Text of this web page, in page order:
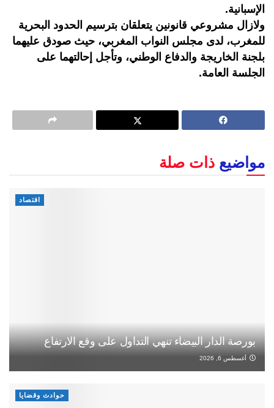
الإسبانية.
ولازال مشروعي قانونين يتعلقان بترسيم الحدود البحرية
للمغرب، لدى مجلس النواب المغربي، حيث صودق عليهما
بلجنة الخاريجة والدفاع الوطني، وتأجل إحالتهما على
الجلسة العامة.
مواضيع ذات صلة
اقتصاد
بورصة الدار البيضاء تنهي التداول على وقع الارتفاع
أغسطس 6, 2026
حوادث وقضايا